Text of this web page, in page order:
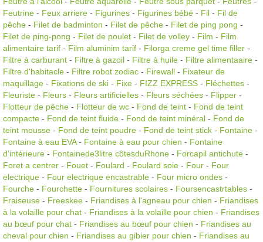
Feutrine - Feux arriere - Figurines - Figurines bébé - Fil - Fil de
pêche - Filet de badminton - Filet de pêche - Filet de ping pong -
Filet de ping-pong - Filet de poulet - Filet de volley - Film - Film
alimentaire tarif - Film aluminim tarif - Filorga creme gel time filler -
Filtre à carburant - Filtre à gazoil - Filtre à huile - Filtre alimentaaire -
Filtre d'habitacle - Filtre robot zodiac - Firewall - Fixateur de
maquillage - Fixations de ski - Fixe - FIZZ EXPRESS - Fléchettes -
Fleuriste - Fleurs - Fleurs artificielles - Fleurs séchées - Flipper -
Flotteur de pêche - Flotteur de wc - Fond de teint - Fond de teint
compacte - Fond de teint fluide - Fond de teint minéral - Fond de
teint mousse - Fond de teint poudre - Fond de teint stick - Fontaine -
Fontaine à eau EVA- Fontaine à eau pour chien - Fontaine
d'intérieure - Fontainede3litre côtesduRhone - Forcapil antichute -
Foret a centrer - Fouet - Foulard - Foulard soie - Four - Four
electrique - Four electrique encastrable - Four micro ondes -
Fourche - Fourchette - Fournitures scolaires - Foursencastrtables -
Fraiseuse - Freeskee - Friandises à l'agneau pour chien - Friandises
à la volaille pour chat - Friandises à la volaille pour chien - Friandises
au bœuf pour chat - Friandises au bœuf pour chien - Friandises au
cheval pour chien - Friandises au gibier pour chien - Friandises au